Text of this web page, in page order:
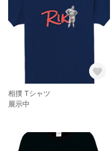
相撲 Tシャツ
展示中